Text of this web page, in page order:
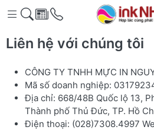
Liên hệ với chúng tôi
CÔNG TY TNHH MỰC IN
Mã số doanh nghiệp:
Địa chỉ: 668/48B Quốc lộ 13,
Thành phố Thủ Đức, TP. Hồ
Điện thoại: (028)7308.4997